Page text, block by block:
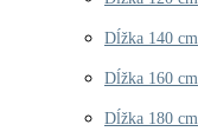
Dĺžka 140 cm
Dĺžka 160 cm
Dĺžka 180 cm